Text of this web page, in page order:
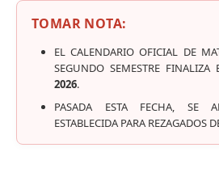
TOMAR NOTA:
EL CALENDARIO OFICIAL DE
SEGUNDO SEMESTRE
2026.
PASADA ESTA FECHA, SE
ESTABLECIDA PARA REZAGADOS